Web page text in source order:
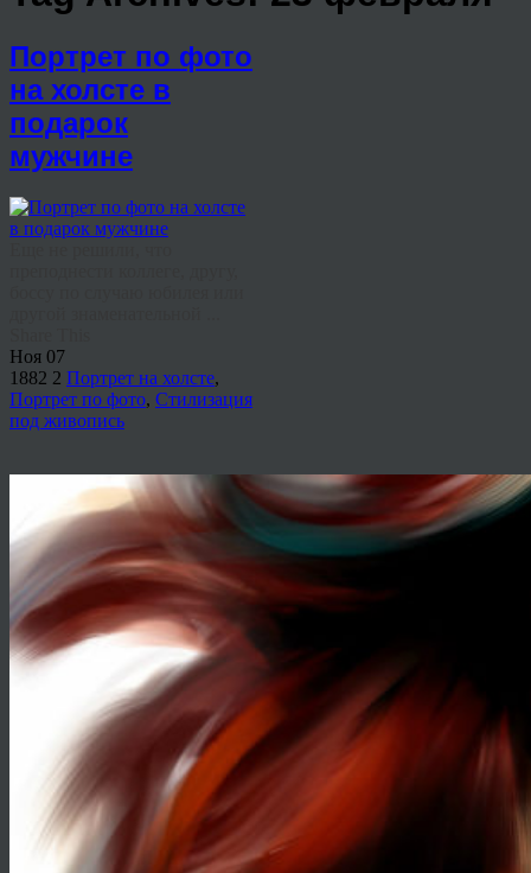
Портрет по фото
на холсте в
подарок
мужчине
Ноя 07
1882 2 Портрет на холсте,
Портрет по фото, Стилизация
под живопись